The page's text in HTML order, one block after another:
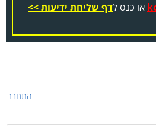
או כנס לדף שליחת ידיעות >>
התחבר